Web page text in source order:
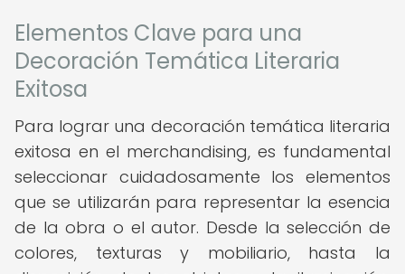
Elementos Clave para una
Decoración Temática Literaria
Exitosa
Para lograr una decoración temática literaria
exitosa en el merchandising, es fundamental
seleccionar cuidadosamente los elementos
que se utilizarán para representar la esencia
de la obra o el autor. Desde la selección de
colores, texturas y mobiliario, hasta la